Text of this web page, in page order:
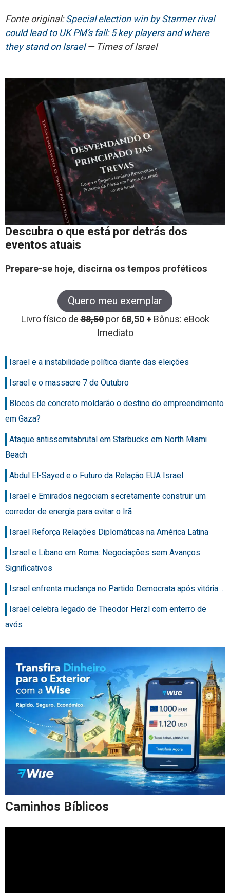
Fonte original:Special election win by Starmer rival
could lead to UK PM’s fall: 5 key players and where
they stand on Israel— Times of Israel
Descubra o que está por detrás dos
eventos atuais
Prepare-se hoje, discirna os tempos proféticos
Quero meu exemplar
Livro físico de88,50 por68,50 +Bônus: eBook
Imediato
Israel e a instabilidade política diante das eleições
Israel e o massacre 7 de Outubro
Blocos de concreto moldarão o destino do empreendimento
em Gaza?
Ataque antissemitabrutal em Starbucks em North Miami
Beach
Abdul El-Sayed e o Futuro da Relação EUA Israel
Israel e Emirados negociam secretamente construir um
corredor de energia para evitar o Irã
Israel Reforça Relações Diplomáticas na América Latina
Israel e Líbano em Roma: Negociações sem Avanços
Significativos
Israel enfrenta mudança no Partido Democrata após vitória…
Israel celebra legado de Theodor Herzl com enterro de
avós
Caminhos Bíblicos